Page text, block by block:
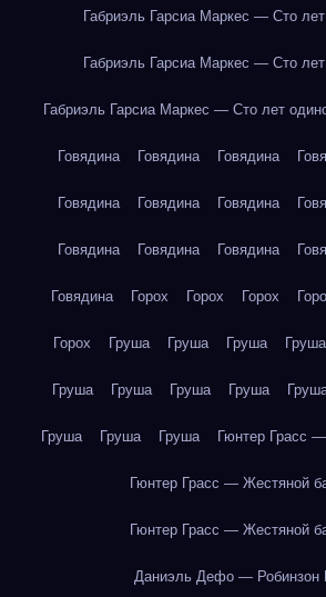
Габриэль Гарсиа Маркес — Сто
Габриэль Гарсиа Маркес — Сто
Габриэль Гарсиа Маркес — Сто лет
Говядина Говядина Говядина
Говядина Говядина Говядина
Говядина Говядина Говядина
Говядина Горох Горох Горох
Горох Груша Груша Груша Груша
Груша Груша Груша Груша
Груша Груша Груша Гюнтер Грасс
Гюнтер Грасс — Жестяной
Гюнтер Грасс — Жестяной
Даниэль Дефо — Робинзон